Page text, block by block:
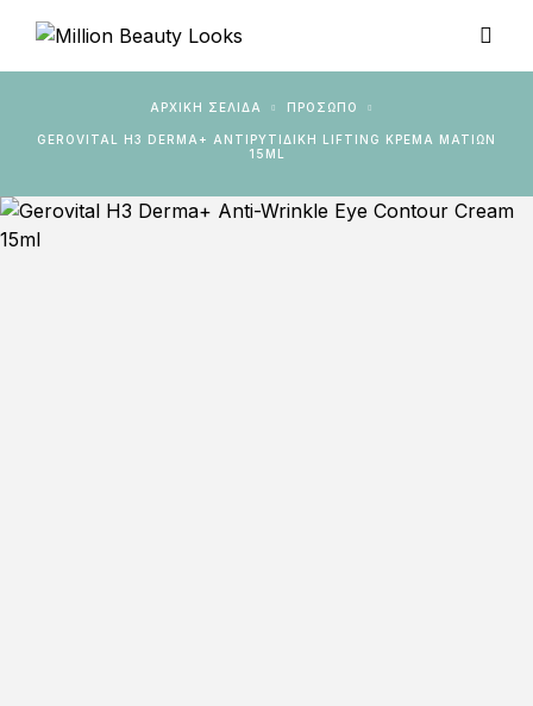
ΑΡΧΙΚΉ ΣΕΛΊΔΑ ΠΡΟΣΩΠΟ
GEROVITAL H3 DERMA+ ΑΝΤΙΡΥΤΙΔΙΚΉ LIFTING ΚΡΈΜΑ ΜΑΤΙΏΝ
15ML